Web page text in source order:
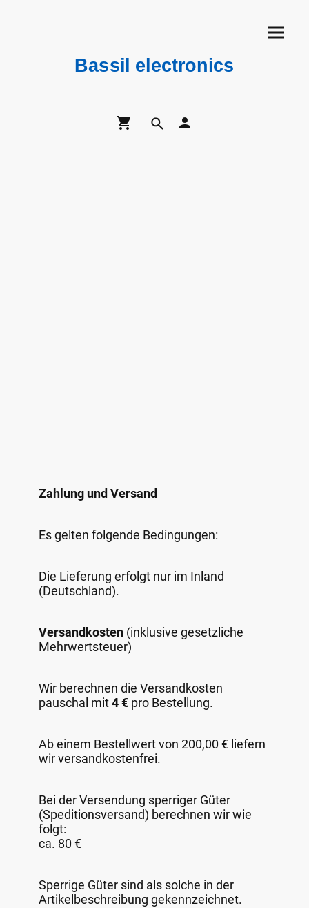
Bassil electronics
Zahlung und Versand
Es gelten folgende Bedingungen:
Die Lieferung erfolgt nur im Inland
(Deutschland).
Versandkosten (inklusive gesetzliche
Mehrwertsteuer)
Wir berechnen die Versandkosten
pauschal mit4 € pro Bestellung.
Ab einem Bestellwert von 200,00 € liefern
wir versandkostenfrei.
Bei der Versendung sperriger Güter
(Speditionsversand) berechnen wir wie
folgt:
ca. 80 €
Sperrige Güter sind als solche in der
Artikelbeschreibung gekennzeichnet.